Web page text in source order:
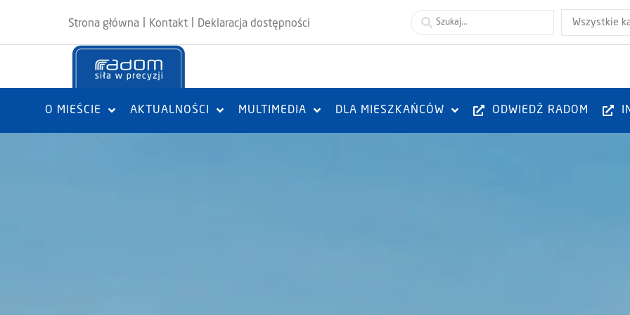
Strona główna Kontakt Deklaracja dostępności Wszystkie
O MIEŚCIE AKTUALNOŚCI MULTIMEDIA DLA MIESZKAŃCÓW ODWIEDŹ RADOM